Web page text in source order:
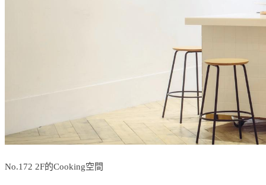
No.172 2F的Cooking空間